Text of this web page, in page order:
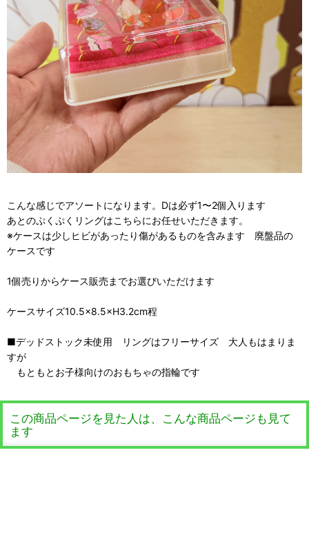
こんな感じでアソートになります。Dは必ず1〜2個入ります
あとのぷくぷくリングはこちらにお任せいただきます。
※ケースは少しヒビがあったり傷があるものを含みます 廃盤品の
ケースです
1個売りからケース販売までお選びいただけます
ケースサイズ10.5×8.5×H3.2cm程
■デッドストック未使用 リングはフリーサイズ 大人もはまりま
すが
もともとお子様向けのおもちゃの指輪です
この商品ページを見た人は、こんな商品ページも見て
ます